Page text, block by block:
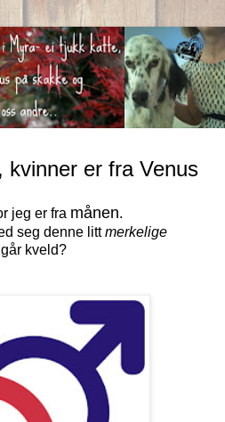
kvinner er fra Venus
jeg er fra månen.
seg denne littmerkelige
kveld?